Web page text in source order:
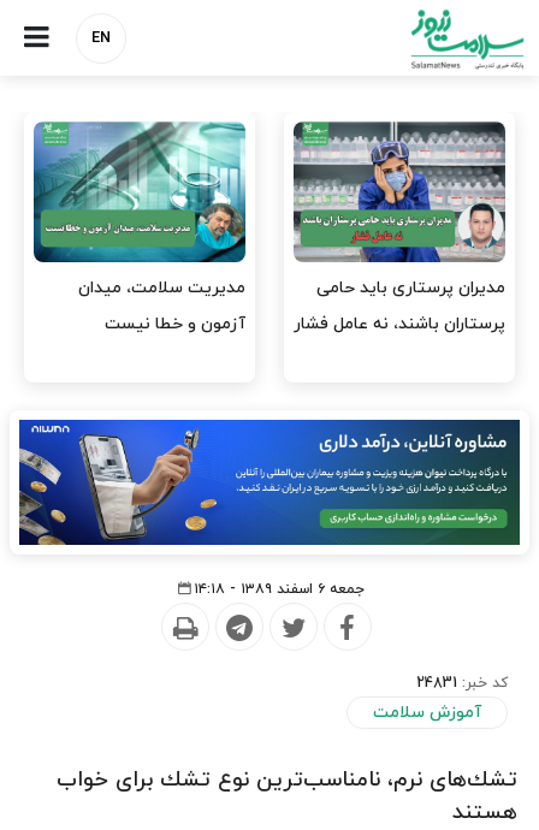
EN
وقت وزیر بهداشت باید صرف
افتتاح پروژه‌ها شود؟
واردات دارو و کالاهای اساسی
باید در اولویت تخصیص ارز
جمعه ۶ اسفند ۱۳۸۹ - ۱۴:۱۸
کد خبر: 24831
آموزش سلامت
تشك‌های نرم، نامناسب‌ترین نوع تشك برای خواب
هستند